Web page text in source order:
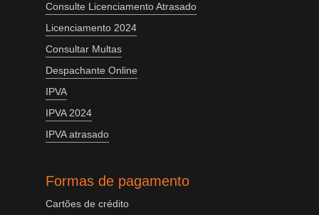
Consulte Licenciamento Atrasado
Licenciamento 2024
Consultar Multas
Despachante Online
IPVA
IPVA 2024
IPVA atrasado
Formas de pagamento
Cartões de crédito